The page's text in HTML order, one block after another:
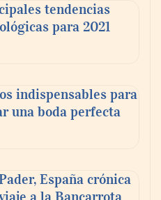
Grupo Modelo
7 de cada 10 la
solar del 12 de
tendencias
para 2021
indispensables para
una boda perfecta
España crónica